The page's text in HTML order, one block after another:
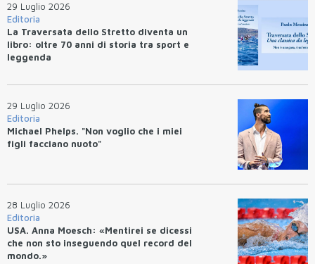
29 Luglio 2026
Editoria
La Traversata dello Stretto diventa un
libro: oltre 70 anni di storia tra sport e
leggenda
29 Luglio 2026
Editoria
Michael Phelps. "Non voglio che i miei
figli facciano nuoto"
28 Luglio 2026
Editoria
USA. Anna Moesch: «Mentirei se dicessi
che non sto inseguendo quel record del
mondo.»